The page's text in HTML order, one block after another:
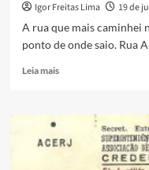
Igor Freitas Lima 19 de
A rua que mais caminhei
ponto de onde saio. Rua
Leia maisRead
Crônicas
Covid-